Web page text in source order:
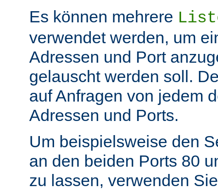
Es können mehrere
verwendet werden, um
Adressen und Port
gelauscht werden soll.
auf Anfragen von jedem
Adressen und Ports.
Um beispielsweise den
an den beiden Ports 80
zu lassen, verwenden